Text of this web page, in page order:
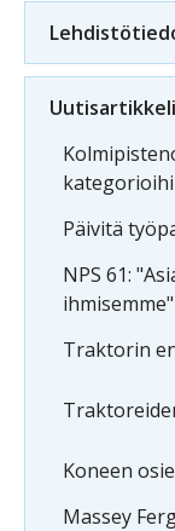
Päivitä
NPS 61:
ihmisemme"
Traktorin
Koneen
Massey